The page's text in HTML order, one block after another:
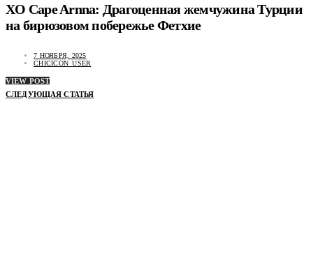
XO Cape Arnna: Драгоценная жемчужина Турции
на бирюзовом побережье Фетхие
7 НОЯБРЯ, 2025
CHICICON_USER
VIEW POST
СЛЕДУЮЩАЯ СТАТЬЯ